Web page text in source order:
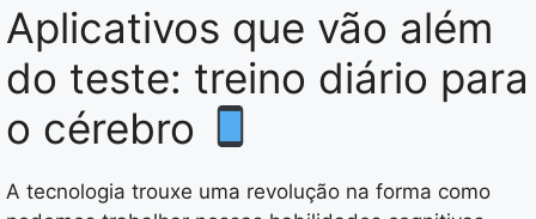
Aplicativos que vão além
do teste: treino diário para
o cérebro
A tecnologia trouxe uma revolução na forma como